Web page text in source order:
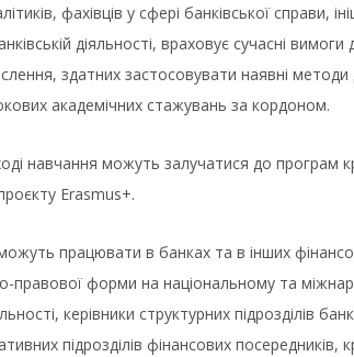
фахівців у сфері банківської справи,
діяльності, враховує сучасні
здатних застосовувати наявні
академічних стажувань за кордоном.
навчання можуть залучатися до програм
Erasmus+.
працювати в банках та в інших
правової форми на національному та
керівники структурних підрозділів
підрозділів фінансових